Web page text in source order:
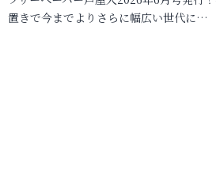
置きで今までよりさらに幅広い世代に…